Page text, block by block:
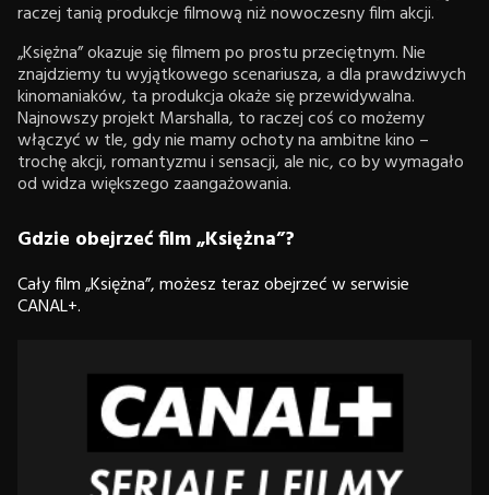
raczej tanią produkcje filmową niż nowoczesny film akcji.
„Księżna” okazuje się filmem po prostu przeciętnym. Nie
znajdziemy tu wyjątkowego scenariusza, a dla prawdziwych
kinomaniaków, ta produkcja okaże się przewidywalna.
Najnowszy projekt Marshalla, to raczej coś co możemy
włączyć w tle, gdy nie mamy ochoty na ambitne kino –
trochę akcji, romantyzmu i sensacji, ale nic, co by wymagało
od widza większego zaangażowania.
Gdzie obejrzeć film „Księżna”?
Cały film „Księżna”, możesz teraz obejrzeć w serwisie
CANAL+.